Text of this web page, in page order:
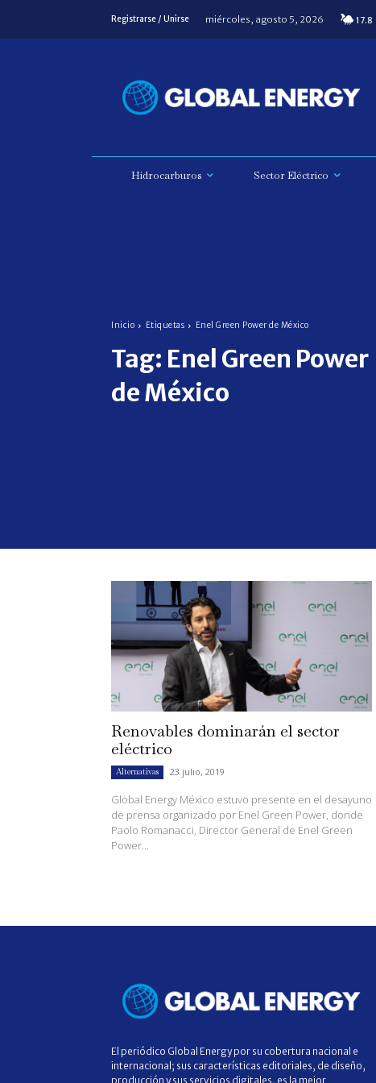
Registrarse / Unirse miércoles, agosto 5, 2026 17.8
Hidrocarburos Sector Eléctrico
Inicio Etiquetas Enel Green Power de México
Tag: Enel Green Power
de México
Renovables dominarán el sector
eléctrico
Alternativas 23 julio, 2019
Global Energy México estuvo presente en el desayuno
de prensa organizado por Enel Green Power, donde
Paolo Romanacci, Director General de Enel Green
Power...
El periódico Global Energy por su cobertura nacional e
internacional; sus características editoriales, de diseño,
producción y sus servicios digitales, es la mejor